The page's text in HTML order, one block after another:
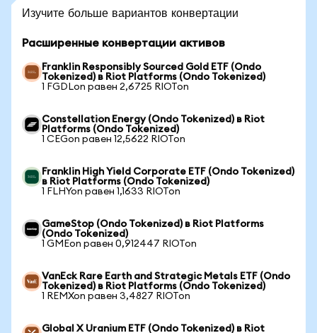
Изучите больше вариантов конвертации
Расширенные конвертации активов
Franklin Responsibly Sourced Gold ETF (Ondo
Tokenized) в Riot Platforms (Ondo Tokenized)
1 FGDLon равен 2,6725 RIOTon
Constellation Energy (Ondo Tokenized) в Riot
Platforms (Ondo Tokenized)
1 CEGon равен 12,5622 RIOTon
Franklin High Yield Corporate ETF (Ondo Tokenized)
в Riot Platforms (Ondo Tokenized)
1 FLHYon равен 1,1633 RIOTon
GameStop (Ondo Tokenized) в Riot Platforms
(Ondo Tokenized)
1 GMEon равен 0,912447 RIOTon
VanEck Rare Earth and Strategic Metals ETF (Ondo
Tokenized) в Riot Platforms (Ondo Tokenized)
1 REMXon равен 3,4827 RIOTon
Global X Uranium ETF (Ondo Tokenized) в Riot